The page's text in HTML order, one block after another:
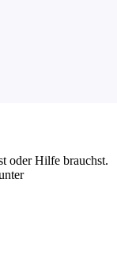
oder Hilfe brauchst.